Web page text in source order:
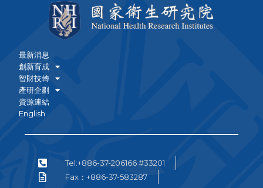
最新消息
創新育成
智財技轉
產研企劃
資源連結
English
Tel:+886-37-206166 #33201
Fax：+886-37-583287